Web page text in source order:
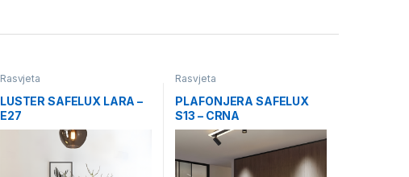
Rasvjeta
LUSTER SAFELUX LARA –
E27
Rasvjeta
PLAFONJERA SAFELUX
S13 – CRNA